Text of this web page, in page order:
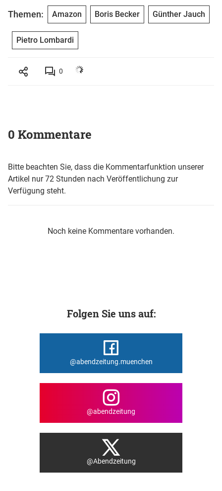
Themen: Amazon Boris Becker Günther Jauch
Pietro Lombardi
0
0 Kommentare
Bitte beachten Sie, dass die Kommentarfunktion unserer
Artikel nur 72 Stunden nach Veröffentlichung zur
Verfügung steht.
Noch keine Kommentare vorhanden.
Folgen Sie uns auf:
@abendzeitung.muenchen
@abendzeitung
@Abendzeitung